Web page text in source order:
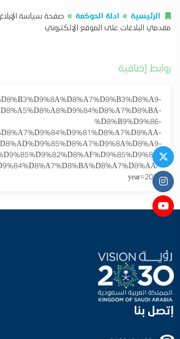
الرئيسية ادلة الحوكمة
صفحة سياسة
مقدمي البلاغات على الموقع الإلكتروني
روابط إضافية
%D8%B3%D9%8A%D8%A7%D8%B3%D8%A9-
%D8%B9%D9%86-
?
year=2022
إتصل بنا